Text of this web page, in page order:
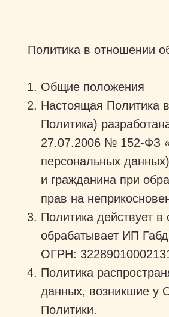
Политика в отношении
Общие положения
Настоящая Политика
Политика)
27.07.2006 № 152-ФЗ
персональных
и гражданина при
прав на
Политика действует
обрабатывает ИП
ОГРН:
Политика
данных, возникшие у
Политики.